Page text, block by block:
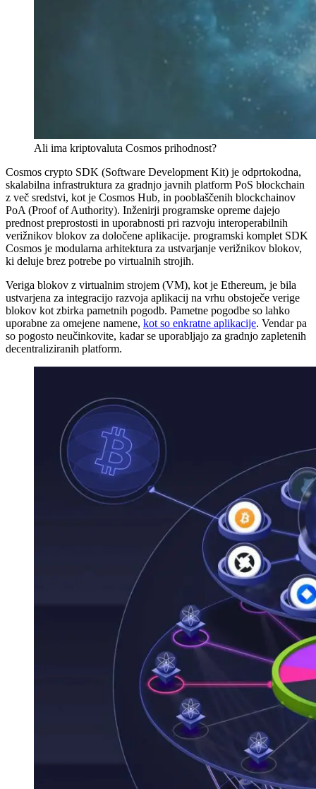
Ali ima kriptovaluta Cosmos prihodnost?
Cosmos crypto SDK (Software Development Kit) je odprtokodna,
skalabilna infrastruktura za gradnjo javnih platform PoS blockchain
z več sredstvi, kot je Cosmos Hub, in pooblaščenih blockchainov
PoA (Proof of Authority). Inženirji programske opreme dajejo
prednost preprostosti in uporabnosti pri razvoju interoperabilnih
verižnikov blokov za določene aplikacije. programski komplet SDK
Cosmos je modularna arhitektura za ustvarjanje verižnikov blokov,
ki deluje brez potrebe po virtualnih strojih.
Veriga blokov z virtualnim strojem (VM), kot je Ethereum, je bila
ustvarjena za integracijo razvoja aplikacij na vrhu obstoječe verige
blokov kot zbirka pametnih pogodb. Pametne pogodbe so lahko
uporabne za omejene namene, kot so enkratne aplikacije. Vendar pa
so pogosto neučinkovite, kadar se uporabljajo za gradnjo zapletenih
decentraliziranih platform.